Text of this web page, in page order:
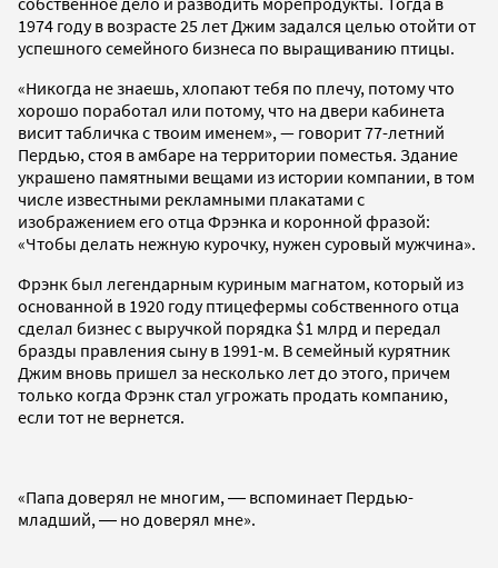
1974 году в возрасте 25 лет Джим задался целью отойти от
успешного семейного бизнеса по выращиванию птицы.
«Никогда не знаешь, хлопают тебя по плечу, потому что
хорошо поработал или потому, что на двери кабинета
висит табличка с твоим именем», — говорит 77-летний
Пердью, стоя в амбаре на территории поместья. Здание
украшено памятными вещами из истории компании, в том
числе известными рекламными плакатами с
изображением его отца Фрэнка и коронной фразой:
«Чтобы делать нежную курочку, нужен суровый мужчина».
Фрэнк был легендарным куриным магнатом, который из
основанной в 1920 году птицефермы собственного отца
сделал бизнес с выручкой порядка $1 млрд и передал
бразды правления сыну в 1991-м. В семейный курятник
Джим вновь пришел за несколько лет до этого, причем
только когда Фрэнк стал угрожать продать компанию,
если тот не вернется.
«Папа доверял не многим, ― вспоминает Пердью-
младший, ― но доверял мне».